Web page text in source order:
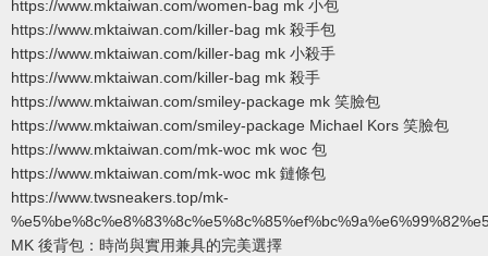
https://www.mktaiwan.com/women-bag mk 小包
https://www.mktaiwan.com/killer-bag mk 殺手包
https://www.mktaiwan.com/killer-bag mk 小殺手
https://www.mktaiwan.com/killer-bag mk 殺手
https://www.mktaiwan.com/smiley-package mk 笑臉包
https://www.mktaiwan.com/smiley-package Michael Kors 笑臉包
https://www.mktaiwan.com/mk-woc mk woc 包
https://www.mktaiwan.com/mk-woc mk 鏈條包
https://www.twsneakers.top/mk-
MK 後背包：時尚與實用兼具的完美選擇